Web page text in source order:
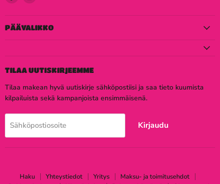
meidät
FacebookInstagram
PÄÄVALIKKO
TILAA UUTISKIRJEEMME
Tilaa makean hyvä uutiskirje sähköpostiisi ja saa tieto kuumista
kilpailuista sekä kampanjoista ensimmäisenä.
Sähköpostiosoite Kirjaudu
Haku Yhteystiedot Yritys
Maksu- ja toimitusehdot